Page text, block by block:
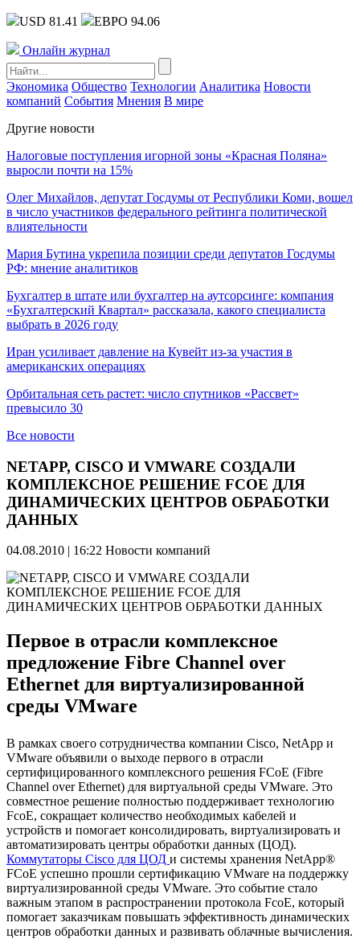
USD 81.41 ЕВРО 94.06
Онлайн журнал
Экономика Общество Технологии Аналитика Новости
компаний События Мнения В мире
Другие новости
Налоговые поступления игорной зоны «Красная Поляна»
выросли почти на 15%
Олег Михайлов, депутат Госдумы от Республики Коми, вошел
в число участников федерального рейтинга политической
влиятельности
Мария Бутина укрепила позиции среди депутатов Госдумы
РФ: мнение аналитиков
Бухгалтер в штате или бухгалтер на аутсорсинге: компания
«Бухгалтерский Квартал» рассказала, какого специалиста
выбрать в 2026 году
Иран усиливает давление на Кувейт из-за участия в
американских операциях
Орбитальная сеть растет: число спутников «Рассвет»
превысило 30
Все новости
NETAPP, CISCO И VMWARE СОЗДАЛИ
КОМПЛЕКСНОЕ РЕШЕНИЕ FCOE ДЛЯ
ДИНАМИЧЕСКИХ ЦЕНТРОВ ОБРАБОТКИ
ДАННЫХ
04.08.2010 | 16:22 Новости компаний
Первое в отрасли комплексное
предложение Fibre Channel over
Ethernet для виртуализированной
среды VMware
В рамках своего сотрудничества компании Cisco, NetApp и
VMware объявили о выходе первого в отрасли
сертифицированного комплексного решения FCoE (Fibre
Channel over Ethernet) для виртуальной среды VMware. Это
совместное решение полностью поддерживает технологию
FcoE, сокращает количество необходимых кабелей и
устройств и помогает консолидировать, виртуализировать и
автоматизировать центры обработки данных (ЦОД).
Коммутаторы Cisco для ЦОД и системы хранения NetApp®
FCoE успешно прошли сертификацию VMware на поддержку
виртуализированной среды VMware. Это событие стало
важным этапом в распространении протокола FcoE, который
помогает заказчикам повышать эффективность динамических
центров обработки данных и развивать облачные вычисления.